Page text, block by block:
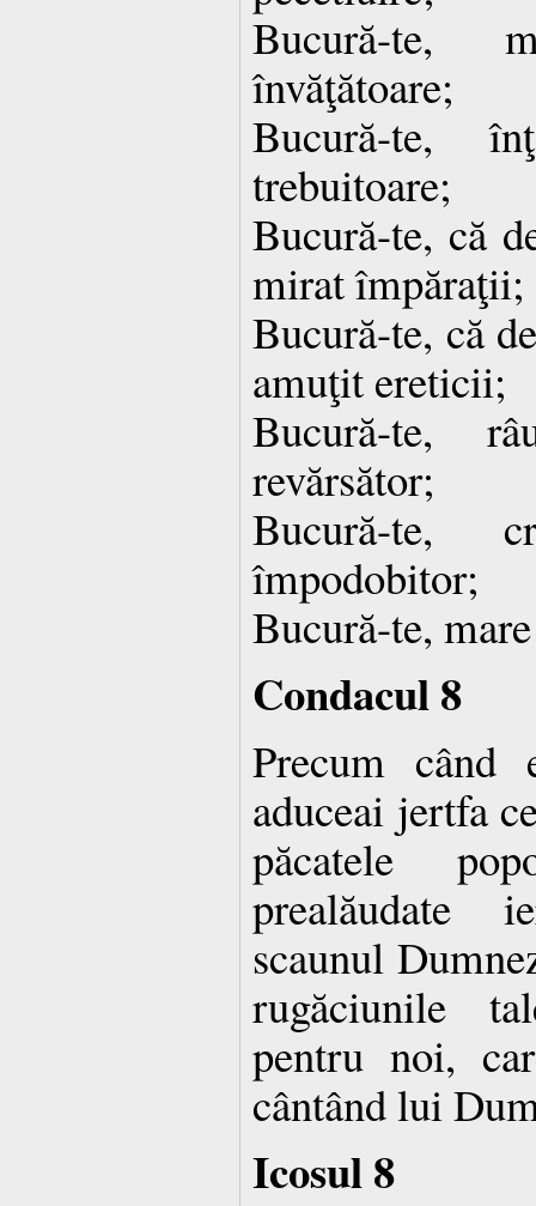
Bucură-te,
învăţătoare;
Bucură-te,
trebuitoare;
Bucură-te, că
mirat împăraţii;
Bucură-te, că
amuţit ereticii;
Bucură-te,
revărsător;
Bucură-te,
împodobitor;
Bucură-te,
Condacul 8
Precum când
aduceai jertfa
păcatele
prealăudate
scaunul
rugăciunile
pentru noi,
cântând lui
Icosul 8